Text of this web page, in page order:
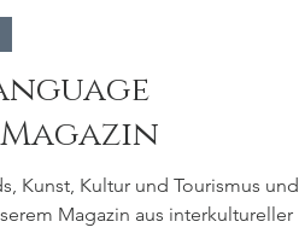
Kunst, Kultur und Tourismus und
Magazin aus interkultureller